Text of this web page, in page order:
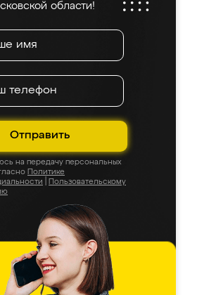
области!
Отправить
на передачу персональных
Политике
Пользовательскому